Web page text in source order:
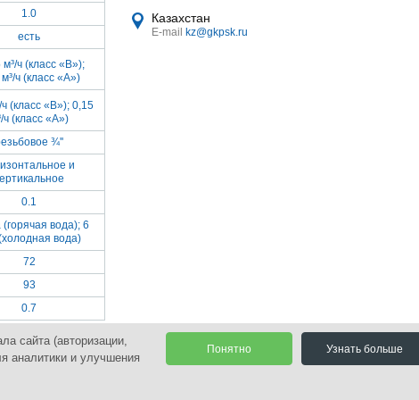
1.0
есть
ч (класс «В»);
ч (класс «А»)
(класс «В»); 0,15
ч (класс «А»)
¾''
и
0.1
(горячая вода); 6
вода)
72
93
0.7
Казахстан
E-mail kz@gkpsk.ru
Политика и согласие на обработку персональных данных
сайта (авторизации,
аналитики и улучшения
Понятно Узнать больше